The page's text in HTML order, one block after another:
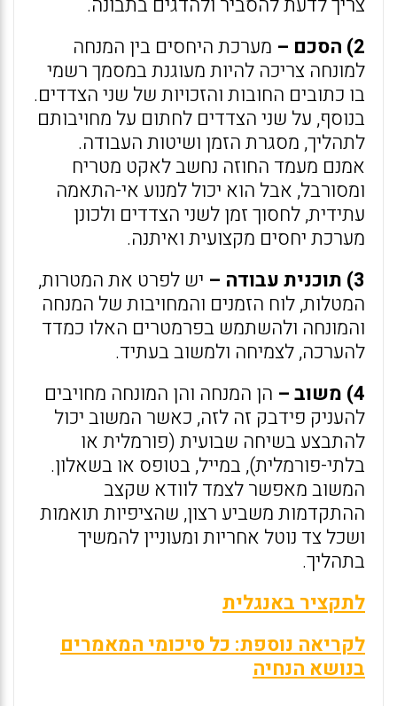
2) הסכם –
מערכת היחסים בין המנחה
למונחה צריכה להיות מעוגנת במסמך רשמי
בו כתובים החובות והזכויות של שני הצדדים.
בנוסף, על שני הצדדים לחתום על מחויבותם
לתהליך, מסגרת הזמן ושיטות העבודה.
אמנם מעמד החוזה נחשב לאקט מטריח
ומסורבל, אבל הוא יכול למנוע אי-התאמה
עתידית, לחסוך זמן לשני הצדדים ולכונן
מערכת יחסים מקצועית ואיתנה.
3) תוכנית עבודה –
יש לפרט את המטרות,
המטלות, לוח הזמנים והמחויבות של המנחה
והמונחה ולהשתמש בפרמטרים האלו כמדד
להערכה, לצמיחה ולמשוב בעתיד.
4) משוב –
הן המנחה והן המונחה מחויבים
להעניק פידבק זה לזה, כאשר המשוב יכול
להתבצע בשיחה שבועית (פורמלית או
בלתי-פורמלית), במייל, בטופס או בשאלון.
המשוב מאפשר לצמד לוודא שקצב
ההתקדמות משביע רצון, שהציפיות תואמות
ושכל צד נוטל אחריות ומעוניין להמשיך
בתהליך.
לתקציר באנגלית
לקריאה נוספת: כל סיכומי המאמרים
בנושא הנחיה